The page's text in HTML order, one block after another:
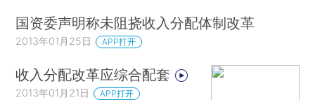
国资委声明称未阻挠收入分配体制改革
2013年01月25日 APP打开
收入分配改革应综合配套
2013年01月21日 APP打开